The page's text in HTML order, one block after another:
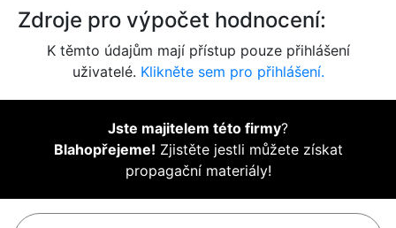
Zdroje pro výpočet hodnocení:
K těmto údajům mají přístup pouze přihlášení
uživatelé. Klikněte sem pro přihlášení.
Jste majitelem této firmy?
Blahopřejeme! Zjistěte jestli můžete získat
propagační materiály!